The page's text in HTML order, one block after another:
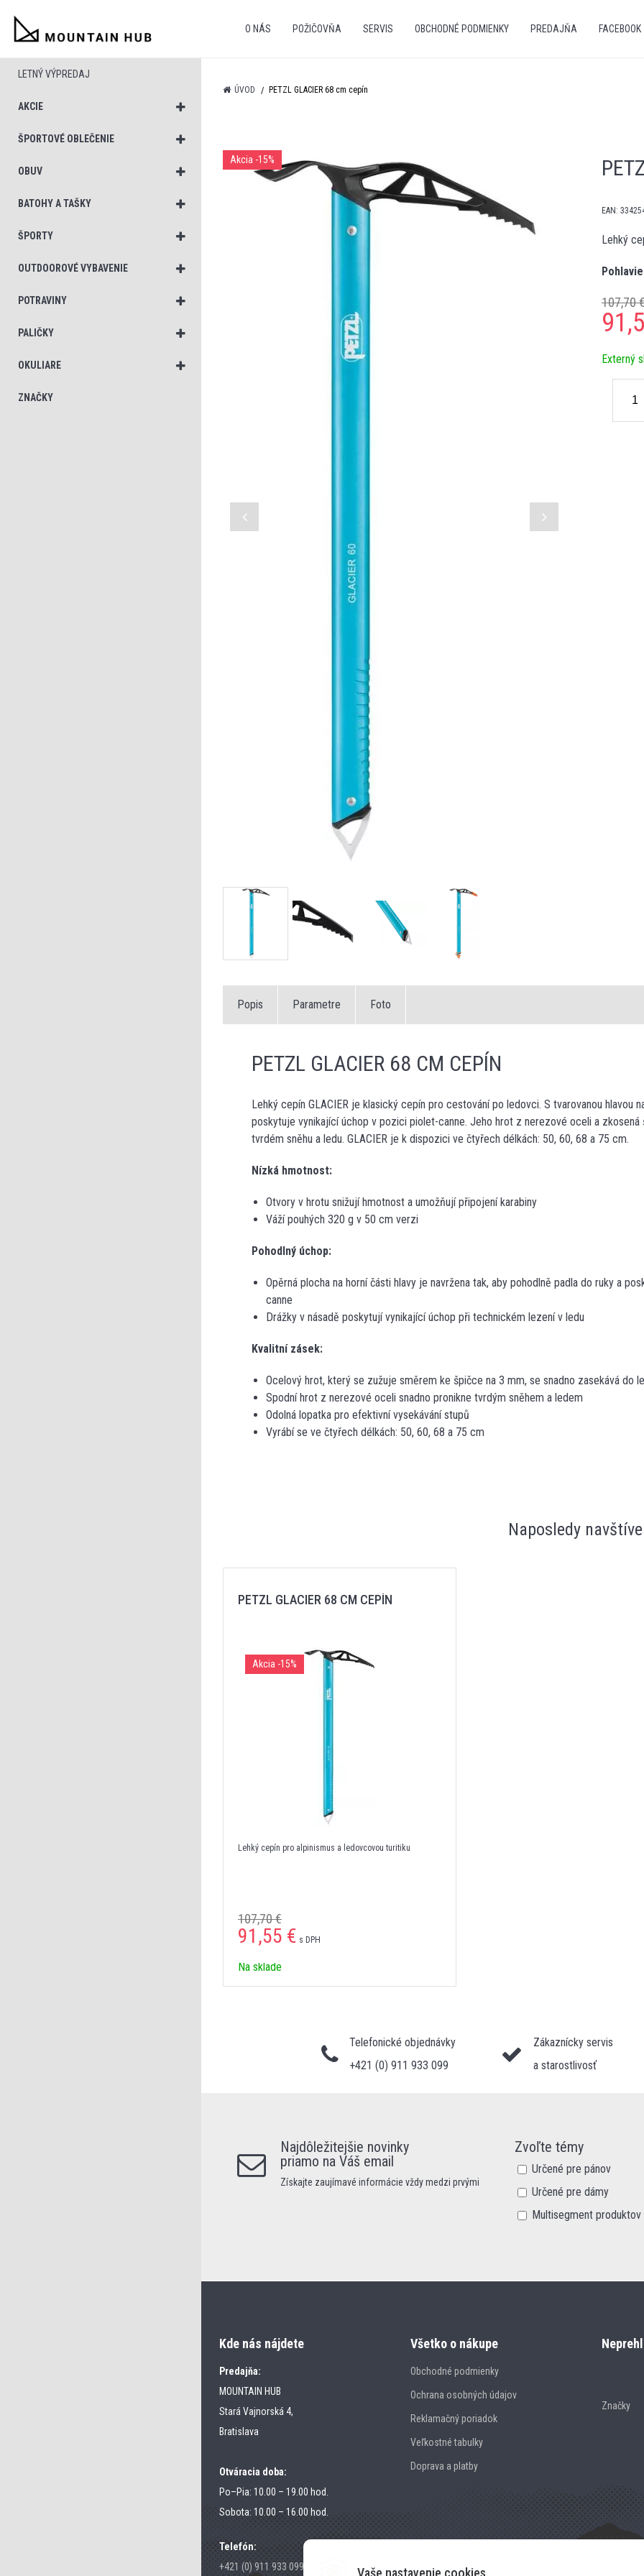
Vaše nastavenie cookies
O NÁS POŽIČOVŇA SERVIS OBCHODNÉ PODMIENKY PREDAJŇA FACEBOOK
LETNÝ VÝPREDAJ
AKCIE
ŠPORTOVÉ OBLEČENIE
OBUV
BATOHY A TAŠKY
ŠPORTY
OUTDOOROVÉ VYBAVENIE
POTRAVINY
PALIČKY
OKULIARE
ZNAČKY
ÚVOD PETZL GLACIER 68 cm cepín
Akcia -15%
EAN:
Lehký
Pohlavie
107,70
Externý
Popis Parametre Foto
PETZL GLACIER 68 CM CEPÍN
Lehký cepín GLACIER je klasický cepín pro cestování po ledovci. S tvarovanou hlavou
poskytuje vynikající úchop v pozici piolet-canne. Jeho hrot z nerezové oceli a zkosená
tvrdém sněhu a ledu. GLACIER je k dispozici ve čtyřech délkách: 50, 60, 68 a 75 cm.
Nízká hmotnost:
Otvory v hrotu snižují hmotnost a umožňují připojení karabiny
Váží pouhých 320 g v 50 cm verzi
Pohodlný úchop:
Opěrná plocha na horní části hlavy je navržena tak, aby pohodlně padla do ruky a
canne
Drážky v násadě poskytují vynikající úchop při technickém lezení v ledu
Kvalitní zásek:
Ocelový hrot, který se zužuje směrem ke špičce na 3 mm, se snadno zasekává do
Spodní hrot z nerezové oceli snadno pronikne tvrdým sněhem a ledem
Odolná lopatka pro efektivní vysekávání stupů
Vyrábí se ve čtyřech délkách: 50, 60, 68 a 75 cm
Naposledy
PETZL GLACIER 68 CM CEPÍN
Akcia -15%
Lehký cepín pro alpinismus a ledovcovou turitiku
107,70 €
91,55 € s DPH
Na sklade
Telefonické objednávky
+421 (0) 911 933 099
Zákaznícky servis
a starostlivosť
Najdôležitejšie novinky
priamo na Váš email
Získajte zaujímavé informácie vždy medzi prvými
Zvoľte témy
Určené pre pánov
Určené pre dámy
Multisegment produktov
Kde nás nájdete
Predajňa:
MOUNTAIN HUB
Stará Vajnorská 4,
Bratislava
Otváracia doba:
Po–Pia: 10.00 – 19.00 hod.
Sobota: 10.00 – 16.00 hod.
Telefón:
+421 (0) 911 933 099
Všetko o nákupe
Obchodné podmienky
Ochrana osobných údajov
Reklamačný poriadok
Veľkostné tabulky
Doprava a platby
Značky